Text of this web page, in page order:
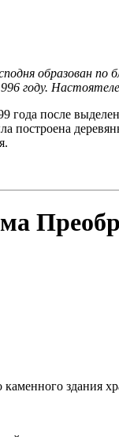
образован по
году.
года после
построена
каменного здания